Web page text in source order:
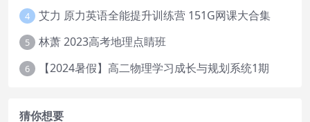
4 艾力 原力英语全能提升训练营 151G网课大合集
5 林萧 2023高考地理点睛班
6 【2024暑假】高二物理学习成长与规划系统1期
猜你想要